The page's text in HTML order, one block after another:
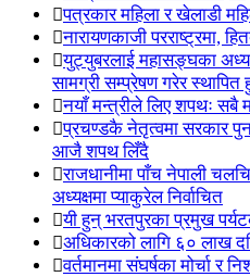
पत्रकार महिला र खेलाडी
नारायणकाजी परराष्ट्रमा,
युट्युबरलाई महासङ्घका
सामग्री सम्प्रेषण गरेर
नयाँ मन्त्रीले लिए शपथः सबै
प्रचण्डकै नेतृत्वमा सरकार
आजै शपथ लिँदै
राजधानीमा पाँच नेपाली
अध्यक्षमा प्याकुरेल निर्वाचित
यी हुन् भरतपुरका प्रमुख
अधिकारको लागि ६० लाख
वर्तमानमा संघर्षका मोर्चा र